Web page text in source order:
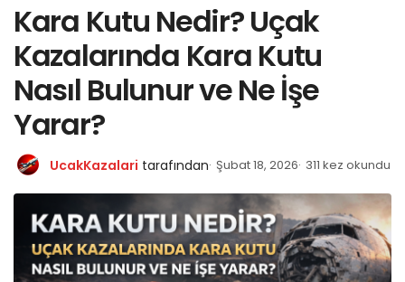
Kara Kutu Nedir? Uçak
Kazalarında Kara Kutu
Nasıl Bulunur ve Ne İşe
Yarar?
UcakKazalari tarafından Şubat 18, 2026 311 kez okundu